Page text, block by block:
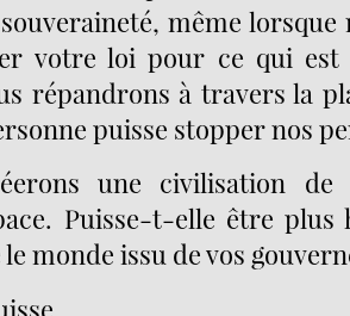
même
votre loi pour ce qui
répandrons à travers la
puisse stopper nos
une civilisation de
Puisse-t-elle être
monde issu de vos